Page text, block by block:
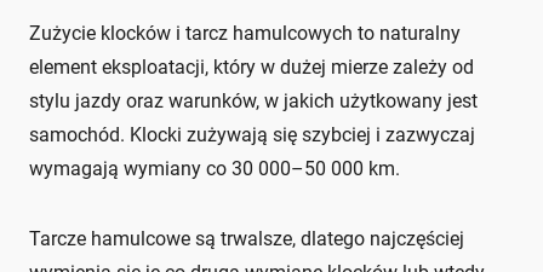
Zużycie klocków i tarcz hamulcowych to naturalny
element eksploatacji, który w dużej mierze zależy od
stylu jazdy oraz warunków, w jakich użytkowany jest
samochód. Klocki zużywają się szybciej i zazwyczaj
wymagają wymiany co 30 000–50 000 km.
Tarcze hamulcowe są trwalsze, dlatego najczęściej